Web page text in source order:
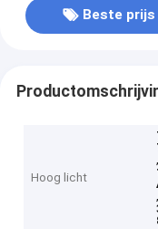
Beste prijs
Hoog licht
,
,